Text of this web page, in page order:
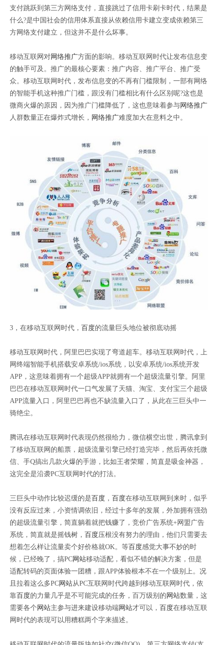
支付跳跃到第三方网络支付，直接跳过了信用卡刷卡时代，结果是
什么?是中国社会的信用体系直接从依赖信用卡建立变成依赖第三
方网络支付建立，但这并不是什么坏事。
移动互联网对网络推广方面的影响。移动互联网时代让发布信息变
的触手可及。推广的最核心要素：推广内容、推广平台、推广受
众。移动互联网时代，发布信息变的不再有门槛限制，一部有网络
的智能手机这种推广门槛，跟没有门槛相比有什么区别呢?这也是
微商火爆的原因，因为推广门槛降低了，这也意味着参与网络推广
人群数量正在爆炸式增长， 网络推广难度加大在意料之中。
3，在移动互联网时代， 百度的流量巨头地位被彻底动摇
移动互联网时代，阿里巴巴实现了弯道超车。移动互联网时代，上
网终端智能手机搭载安卓系统/ios系统，以安卓系统/ios系统开发
APP，这意味着拥有一个超级APP就拥有一个超级流量引擎。阿里
巴巴在移动互联网时代一口气发展了天猫、淘宝、支付宝三个超级
APP流量入口，阿里巴巴再也不缺流量入口了，从此在三巨头中一
骑绝尘。
腾讯在移动互联网时代表现仍然很给力，微信横空出世，腾讯拿到
了移动互联网的船票，超级流量引擎已经打造完毕，然后再依托微
信、手Q搞出几款火爆的手游，比如王者荣耀，简直是吸金神器，
这完全是沿袭PC互联网时代的打法。
三巨头中动作比较迟缓的是百度 ， 百度在移动互联网到来时，似乎
没有反应过来，小资情调依旧，经过十多年的发展，外加拥有强劲
的超级流量引擎，简直躺着就把钱赚了，竞价广告系统+网盟广告
系统，简直就是摇钱树， 百度压根没有努力的理由，他们只需要去
想着怎么样让流量卖个好价格就OK。等百度感觉大事不妙的时
候，已经晚了，搞PC网站移动适配，看似不错的解决方案，但是
适配转码的页面体验一团糟，跟APP体验根本不在一个级别上。况
且拉着这么多PC网站从PC互联网时代跨越到移动互联网时代，依
靠百度的力量几乎是不可能完成的任务，百万级别的网站数量，这
需要各个网站主参与进来建设移动端网站才可以， 百度在移动互联
网时代的表现可以用糟糕两个字来描述。